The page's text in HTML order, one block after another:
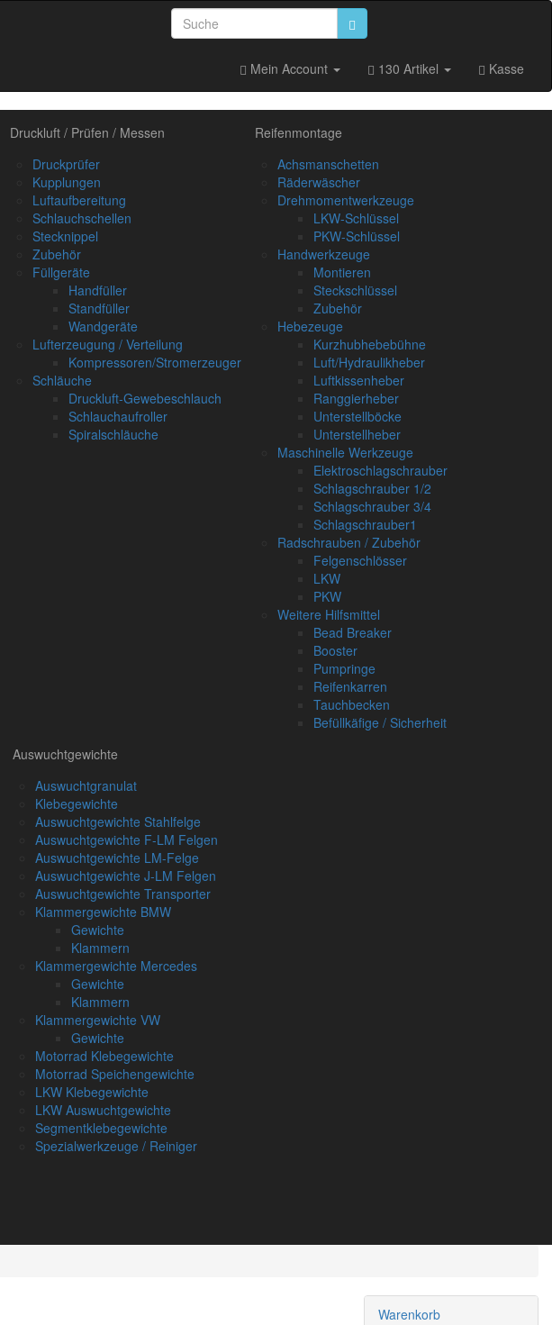
Mein Account 130 Artikel Kasse
Druckluft / Prüfen / Messen
Druckprüfer
Kupplungen
Luftaufbereitung
Schlauchschellen
Stecknippel
Zubehör
Füllgeräte
Handfüller
Standfüller
Wandgeräte
Lufterzeugung / Verteilung
Kompressoren/Stromerzeuger
Schläuche
Druckluft-Gewebeschlauch
Schlauchaufroller
Spiralschläuche
Reifenmontage
Achsmanschetten
Räderwäscher
Drehmomentwerkzeuge
LKW-Schlüssel
PKW-Schlüssel
Handwerkzeuge
Montieren
Steckschlüssel
Zubehör
Hebezeuge
Kurzhubhebebühne
Luft/Hydraulikheber
Luftkissenheber
Ranggierheber
Unterstellböcke
Unterstellheber
Maschinelle Werkzeuge
Elektroschlagschrauber
Schlagschrauber 1/2
Schlagschrauber 3/4
Schlagschrauber1
Radschrauben / Zubehör
Felgenschlösser
LKW
PKW
Weitere Hilfsmittel
Bead Breaker
Booster
Pumpringe
Reifenkarren
Tauchbecken
Befüllkäfige / Sicherheit
Auswuchtgewichte
Auswuchtgranulat
Klebegewichte
Auswuchtgewichte Stahlfelge
Auswuchtgewichte F-LM Felgen
Auswuchtgewichte LM-Felge
Auswuchtgewichte J-LM Felgen
Auswuchtgewichte Transporter
Klammergewichte BMW
Gewichte
Klammern
Klammergewichte Mercedes
Gewichte
Klammern
Klammergewichte VW
Gewichte
Motorrad Klebegewichte
Motorrad Speichengewichte
LKW Klebegewichte
LKW Auswuchtgewichte
Segmentklebegewichte
Spezialwerkzeuge / Reiniger
Warenkorb